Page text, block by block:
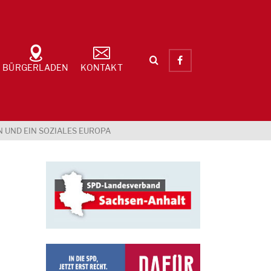
BÜRGERLADEN KONTAKT
UND EIN SOZIALES EUROPA